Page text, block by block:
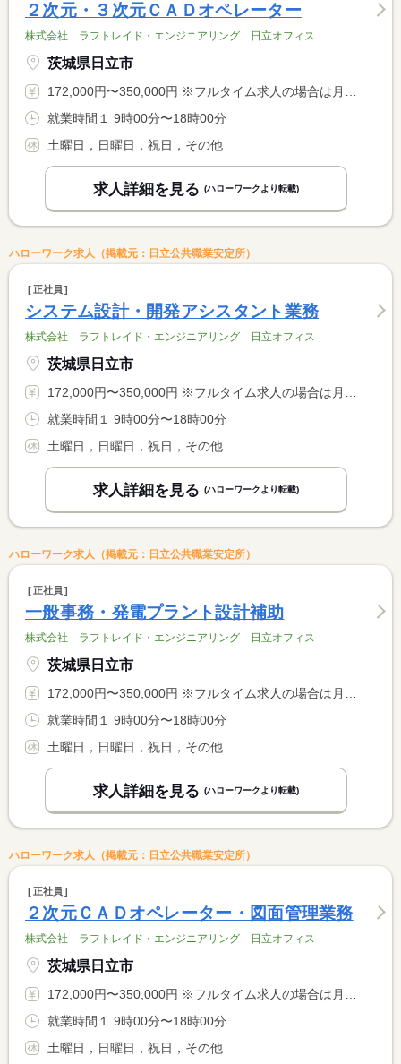
２次元・３次元ＣＡＤオペレーター
株式会社 ラフトレイド・エンジニアリング 日立オフィス
茨城県日立市
172,000円〜350,000円 ※フルタイム求人の場合は月額（換算額）、パート求人の場合は時間額を表示しています。
就業時間１ 9時00分〜18時00分
土曜日，日曜日，祝日，その他
求人詳細を見る (ハローワークより転載)
ハローワーク求人（掲載元：日立公共職業安定所）
正社員
システム設計・開発アシスタント業務
株式会社 ラフトレイド・エンジニアリング 日立オフィス
茨城県日立市
172,000円〜350,000円 ※フルタイム求人の場合は月額（換算額）、パート求人の場合は時間額を表示しています。
就業時間１ 9時00分〜18時00分
土曜日，日曜日，祝日，その他
求人詳細を見る (ハローワークより転載)
ハローワーク求人（掲載元：日立公共職業安定所）
正社員
一般事務・発電プラント設計補助
株式会社 ラフトレイド・エンジニアリング 日立オフィス
茨城県日立市
172,000円〜350,000円 ※フルタイム求人の場合は月額（換算額）、パート求人の場合は時間額を表示しています。
就業時間１ 9時00分〜18時00分
土曜日，日曜日，祝日，その他
求人詳細を見る (ハローワークより転載)
ハローワーク求人（掲載元：日立公共職業安定所）
正社員
２次元ＣＡＤオペレーター・図面管理業務
株式会社 ラフトレイド・エンジニアリング 日立オフィス
茨城県日立市
172,000円〜350,000円 ※フルタイム求人の場合は月額（換算額）、パート求人の場合は時間額を表示しています。
就業時間１ 9時00分〜18時00分
土曜日，日曜日，祝日，その他